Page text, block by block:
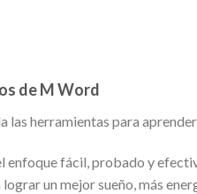
de M Word
las herramientas para
enfoque fácil, probado y
un mejor sueño, más